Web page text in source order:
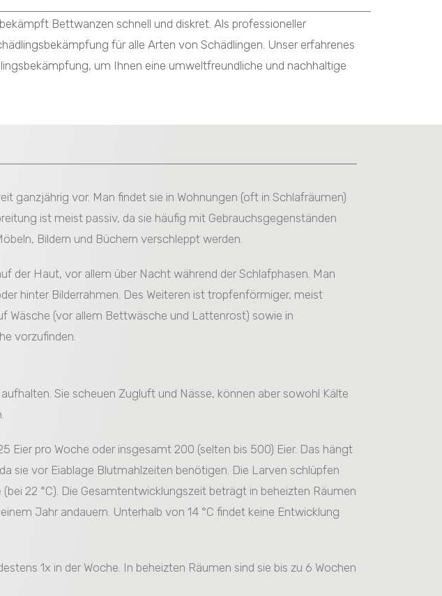
Bettwanzen schnell und diskret. Als professioneller
für alle Arten von Schädlingen. Unser erfahrenes
um Ihnen eine umweltfreundliche und nachhaltige
ganzjährig vor. Man findet sie in Wohnungen (oft in Schlafräumen)
ist meist passiv, da sie häufig mit Gebrauchsgegenständen
Bildern und Büchern verschleppt werden.
der Haut, vor allem über Nacht während der Schlafphasen. Man
hinter Bilderrahmen. Des Weiteren ist tropfenförmiger, meist
Wäsche (vor allem Bettwäsche und Lattenrost) sowie in
vorzufinden.
Sie scheuen Zugluft und Nässe, können aber sowohl Kälte
Eier pro Woche oder insgesamt 200 (selten bis 500) Eier. Das hängt
sie vor Eiablage Blutmahlzeiten benötigen. Die Larven schlüpfen
22 °C). Die Gesamtentwicklungszeit beträgt in beheizten Räumen
Jahr andauern. Unterhalb von 14 °C findet keine Entwicklung
1x in der Woche. In beheizten Räumen sind sie bis zu 6 Wochen